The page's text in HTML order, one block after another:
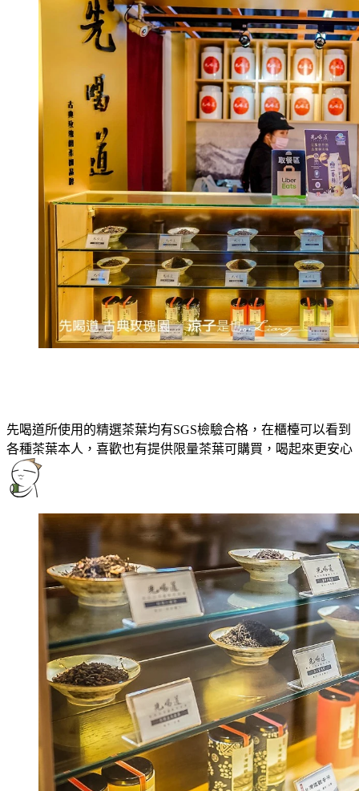
先喝道所使用的精選茶葉均有SGS檢驗合格，在櫃檯可以看到
各種茶葉本人，喜歡也有提供限量茶葉可購買，喝起來更安心